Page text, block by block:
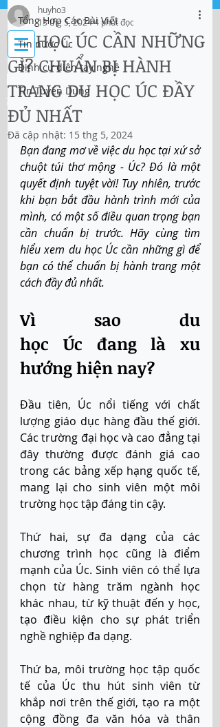
IMMI Centre
Tư vấn Di trú, Doanh Nghiệp và Du Học
Tổng Hợp Các Bài Viết
Tin nước Úc
Định cư diện tay nghề
Tin Tuyển Dụng
DU HỌC ÚC CẦN NHỮNG
GÌ? CHUẨN BỊ HÀNH
TRANG DU HỌC ÚC ĐẦY
ĐỦ NHẤT
huyho3
13 thg 5, 20244 phút đọc
Đã cập nhật: 15 thg 5, 2024
Bạn đang mơ về việc du học tại xứ sở
chuột túi thơ mộng - Úc? Đó là một
quyết định tuyệt vời! Tuy nhiên, trước
khi bạn bắt đầu hành trình mới của
mình, có một số điều quan trọng bạn
cần chuẩn bị trước. Hãy cùng tìm
hiểu xem du học Úc cần những gì để
bạn có thể chuẩn bị hành trang một
cách đầy đủ nhất.
Vì sao du
học Úc đang là xu
hướng hiện nay?
Đầu tiên, Úc nổi tiếng với chất
lượng giáo dục hàng đầu thế giới.
Các trường đại học và cao đẳng tại
đây thường được đánh giá cao
trong các bảng xếp hạng quốc tế,
mang lại cho sinh viên một môi
trường học tập đáng tin cậy.
Thứ hai, sự đa dạng của các
chương trình học cũng là điểm
mạnh của Úc. Sinh viên có thể lựa
chọn từ hàng trăm ngành học
khác nhau, từ kỹ thuật đến y học,
tạo điều kiện cho sự phát triển
nghề nghiệp đa dạng.
Thứ ba, môi trường học tập quốc
tế của Úc thu hút sinh viên từ
khắp nơi trên thế giới, tạo ra một
cộng đồng đa văn hóa và thân